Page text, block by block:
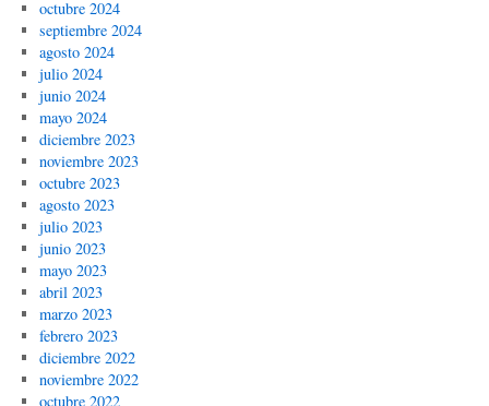
octubre 2024
septiembre 2024
agosto 2024
julio 2024
junio 2024
mayo 2024
diciembre 2023
noviembre 2023
octubre 2023
agosto 2023
julio 2023
junio 2023
mayo 2023
abril 2023
marzo 2023
febrero 2023
diciembre 2022
noviembre 2022
octubre 2022